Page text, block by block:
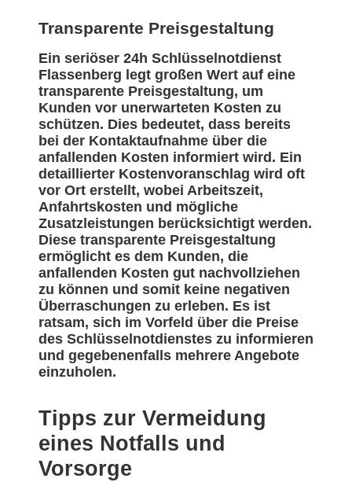
Transparente Preisgestaltung
Ein seriöser 24h Schlüsselnotdienst
Flassenberg legt großen Wert auf eine
transparente Preisgestaltung, um
Kunden vor unerwarteten Kosten zu
schützen. Dies bedeutet, dass bereits
bei der Kontaktaufnahme über die
anfallenden Kosten informiert wird. Ein
detaillierter Kostenvoranschlag wird oft
vor Ort erstellt, wobei Arbeitszeit,
Anfahrtskosten und mögliche
Zusatzleistungen berücksichtigt werden.
Diese transparente Preisgestaltung
ermöglicht es dem Kunden, die
anfallenden Kosten gut nachvollziehen
zu können und somit keine negativen
Überraschungen zu erleben. Es ist
ratsam, sich im Vorfeld über die Preise
des Schlüsselnotdienstes zu informieren
und gegebenenfalls mehrere Angebote
einzuholen.
Tipps zur Vermeidung
eines Notfalls und
Vorsorge